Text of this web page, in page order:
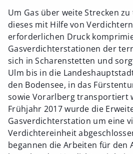
Um Gas über weite Strecken
dieses mit Hilfe von
erforderlichen Druck
Gasverdichterstationen der
sich in Scharenstetten und
Ulm bis in die
den Bodensee, in das
sowie Vorarlberg transportiert
Frühjahr 2017 wurde die
Gasverdichterstation um eine
Verdichtereinheit
begannen die Arbeiten für den